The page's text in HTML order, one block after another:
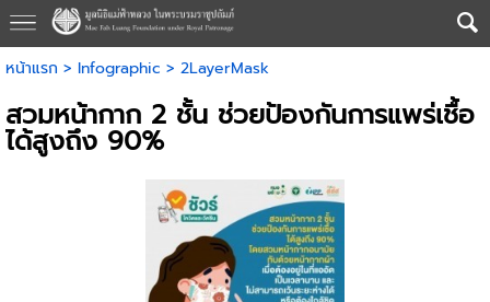
หน้าแรก > Infographic > 2LayerMask
สวมหน้ากาก 2 ชั้น ช่วยป้องกันการแพร่เชื้อ
ได้สูงถึง 90%